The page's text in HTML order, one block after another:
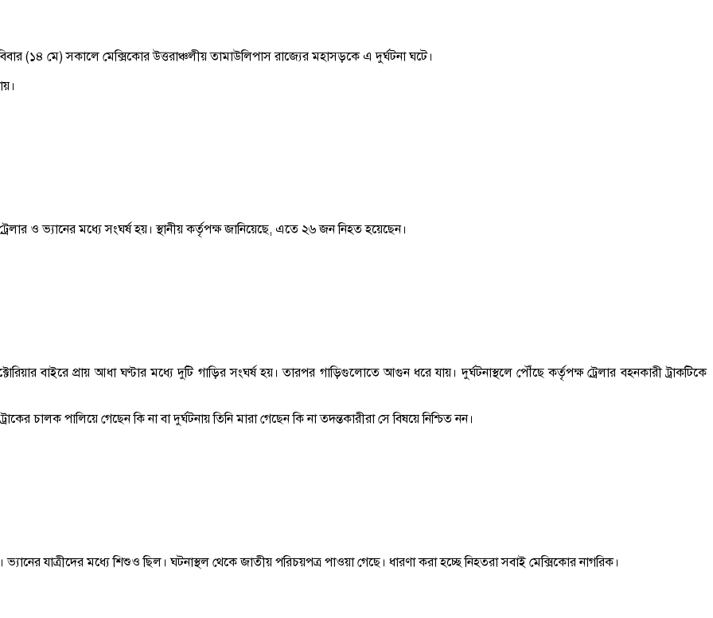
(১৪ মে) সকালে মেক্সিকোর উত্তরাঞ্চলীয় তামাউলিপাস রাজ্যের মহাসড়কে এ দুর্ঘটনা ঘটে।
ও ভ্যানের মধ্যে সংঘর্ষ হয়। স্থানীয় কর্তৃপক্ষ জানিয়েছে, এতে ২৬ জন নিহত হয়েছেন।
বাইরে প্রায় আধা ঘণ্টার মধ্যে দুটি গাড়ির সংঘর্ষ হয়। তারপর গাড়িগুলোতে আগুন ধরে যায়। দুর্ঘটনাস্থলে পৌঁছে কর্তৃপক্ষ ট্রেলার বহনকারী ট্রাকটিকে
চালক পালিয়ে গেছেন কি না বা দুর্ঘটনায় তিনি মারা গেছেন কি না তদন্তকারীরা সে বিষয়ে নিশ্চিত নন।
যাত্রীদের মধ্যে শিশুও ছিল। ঘটনাস্থল থেকে জাতীয় পরিচয়পত্র পাওয়া গেছে। ধারণা করা হচ্ছে নিহতরা সবাই মেক্সিকোর নাগরিক।